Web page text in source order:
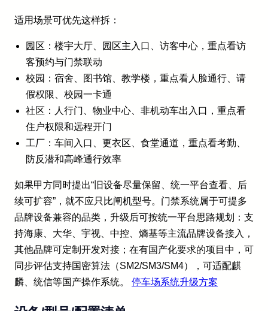
适用场景可优先这样拆：
园区：楼宇大厅、园区主入口、访客中心，重点看访
客预约与门禁联动
校园：宿舍、图书馆、教学楼，重点看人脸通行、请
假权限、校园一卡通
社区：人行门、物业中心、非机动车出入口，重点看
住户权限和远程开门
工厂：车间入口、更衣区、食堂通道，重点看考勤、
防反潜和高峰通行效率
如果甲方同时提出“旧设备尽量保留、统一平台查看、后
续可扩容”，就不应只比闸机型号。门禁系统属于可提多
品牌设备兼容的品类，升级后可按统一平台思路规划：支
持海康、大华、宇视、中控、熵基等主流品牌设备接入，
其他品牌可定制开发对接；在有国产化要求的项目中，可
同步评估支持国密算法（SM2/SM3/SM4），可适配麒
麟、统信等国产操作系统。 停车场系统升级方案